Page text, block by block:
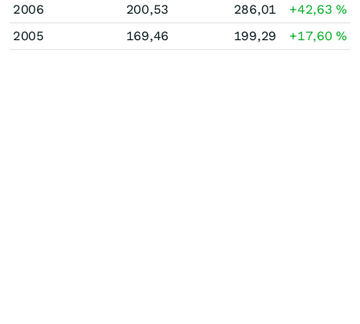
2006
200,53 286,01 +42,63%
2005
169,46 199,29 +17,60%